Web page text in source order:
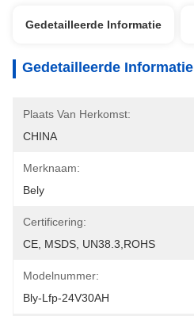
Gedetailleerde Informatie
Gedetailleerde Informatie
Plaats Van Herkomst:
CHINA
Merknaam:
Bely
Certificering:
CE, MSDS, UN38.3,ROHS
Modelnummer:
Bly-Lfp-24V30AH